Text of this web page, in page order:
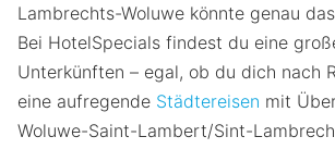
Lambrechts-Woluwe könnte genau
Bei HotelSpecials findest du eine
Unterkünften – egal, ob du dich nach
eine aufregende Städtereisen mit
Woluwe-Saint-Lambert/Sint-